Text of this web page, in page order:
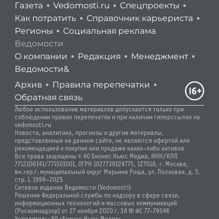
Газета
Vedomosti.ru
Спецпроекты
Как потратить
Справочник карьериста
Регионы
Социальная реклама
Ведомости
О компании
Редакция
Менеджмент
Ведомости&
Архив
Правила перепечатки
Обратная связь
Любое использование материалов допускается только при
соблюдении правил перепечатки и при наличии гиперссылки на
vedomosti.ru
Новости, аналитика, прогнозы и другие материалы,
представленные на данном сайте, не являются офертой или
рекомендацией к покупке или продаже каких-либо активов
Все права защищены © АО Бизнес Ньюс Медиа, ИНН/КПП
7712108141/771501001, ОГРН 1027739124775, 127018, г. Москва,
вн.тер.г. муниципальный округ Марьина Роща, ул. Полковая, д. 3,
стр. 1. 1999—2025
Сетевое издание Ведомости (Vedomosti)
Решение Федеральной службы по надзору в сфере связи,
информационных технологий и массовых коммуникаций
(Роскомнадзор) от 27 ноября 2020 г. ЭЛ № ФС 77-79546